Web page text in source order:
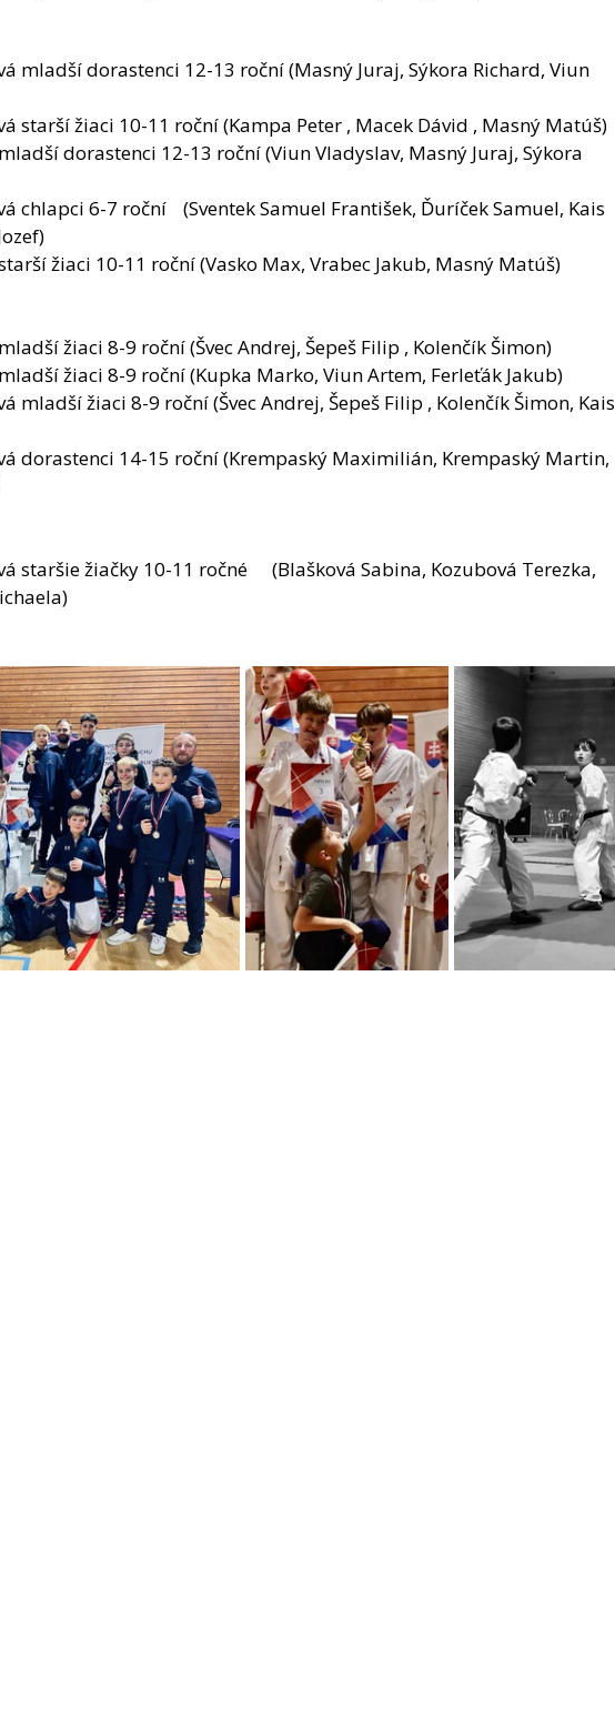
mladší dorastenci 12-13 roční (Masný Juraj, Sýkora Richard, Viun
starší žiaci 10-11 roční (Kampa Peter , Macek Dávid , Masný Matúš)
dorastenci 12-13 roční (Viun Vladyslav, Masný Juraj, Sýkora
Samuel František, Ďuríček Samuel, Kais
žiaci 10-11 roční (Vasko Max, Vrabec Jakub, Masný Matúš)
žiaci 8-9 roční (Švec Andrej, Šepeš Filip , Kolenčík Šimon)
žiaci 8-9 roční (Kupka Marko, Viun Artem, Ferleťák Jakub)
mladší žiaci 8-9 roční (Švec Andrej, Šepeš Filip , Kolenčík Šimon, Kais
dorastenci 14-15 roční (Krempaský Maximilián, Krempaský Martin,
10-11 ročné	(Blašková Sabina, Kozubová Terezka,